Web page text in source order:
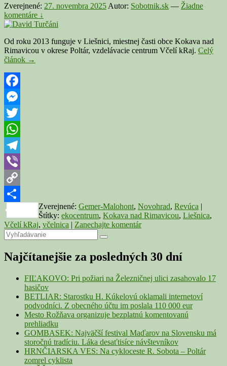
Zverejnené: 27. novembra 2025 Autor: Sobotnik.sk — Žiadne
komentáre ↓
Od roku 2013 funguje v Liešnici, miestnej časti obce Kokava nad
Rimavicou v okrese Poltár, vzdelávacie centrum Včelí kRaj. Celý
článok KOKAVA
→
Facebook
Messenger
Twitter
WhatsApp
Telegram
Viber
Copy
Link
Share
Zverejnené: Gemer-Malohont, Novohrad, Revúca |
Štítky: ekocentrum, Kokava nad Rimavicou, Liešnica,
Včelí kRaj, včelnica | Zanechajte komentár
Primary
Sidebar
Widget
Area
Search
for:
Search
Najčítanejšie za posledných 30 dní
FIĽAKOVO: Pri požiari na Železničnej ulici zasahovalo 17
hasičov
BETLIAR: Starostku H. Kúkelovú oklamali internetoví
podvodníci. Z obecného účtu im poslala 110 000 eur
Mesto Rožňava organizuje bezplatnú komentovanú
prehliadku
GOMBASEK: Najväčší festival Maďarov na Slovensku má
storočnú tradíciu. Láka desaťtisíce návštevníkov
HRNČIARSKA VES: Na cykloceste R. Sobota – Poltár
zomrel cyklista